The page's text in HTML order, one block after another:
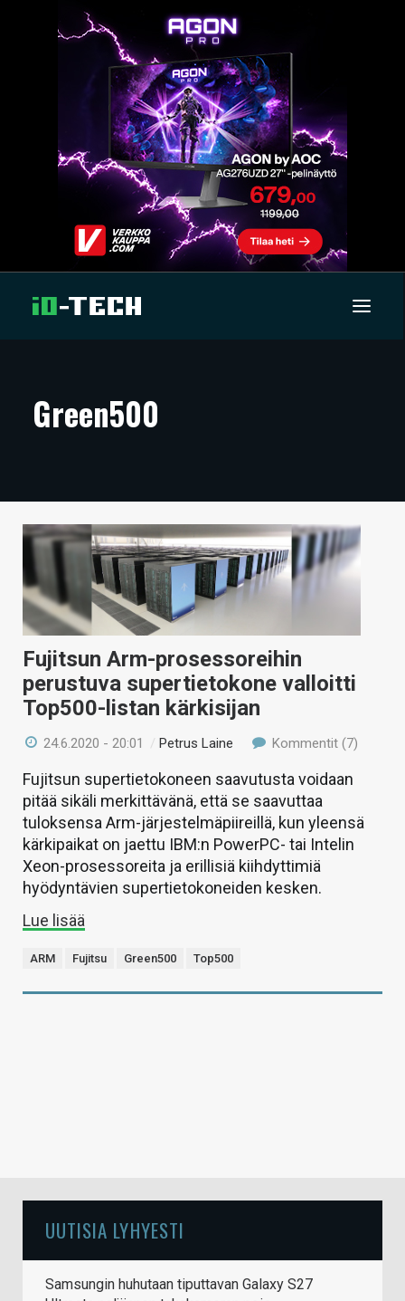
ARTIKKELIT
TECHBBS
TIETOA
HINTA.FI
KAUPPA
VAIHDA TEEMA
HAKU
Green500
Fujitsun Arm-prosessoreihin
perustuva supertietokone valloitti
Top500-listan kärkisijan
24.6.2020 - 20:01 / Petrus Laine Kommentit (7)
Fujitsun supertietokoneen saavutusta voidaan
pitää sikäli merkittävänä, että se saavuttaa
tuloksensa Arm-järjestelmäpiireillä, kun yleensä
kärkipaikat on jaettu IBM:n PowerPC- tai Intelin
Xeon-prosessoreita ja erillisiä kiihdyttimiä
hyödyntävien supertietokoneiden kesken.
Lue lisää
ARM Fujitsu Green500 Top500
UUTISIA LYHYESTI
Samsungin huhutaan tiputtavan Galaxy S27